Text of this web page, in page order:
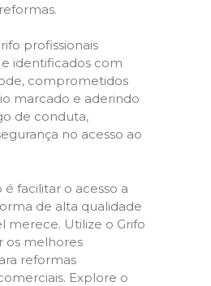
profissionais
identificados com
comprometidos
marcado e aderindo
de conduta,
no acesso ao
é facilitar o acesso a
de alta qualidade
merece. Utilize o Grifo
os melhores
reformas
Explore o